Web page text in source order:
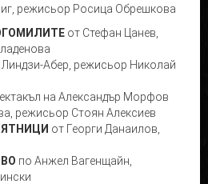
режисьор Росица Обрешкова
от Стефан Цанев,
Линдзи-Абер, режисьор Николай
на Александър Морфов
режисьор Стоян Алексиев
от Георги Данаилов,
по Анжел Вагенщайн,